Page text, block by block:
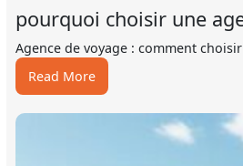
pourquoi choisir une
Agence de voyage : comment
Read More:
pourquoi
choisir